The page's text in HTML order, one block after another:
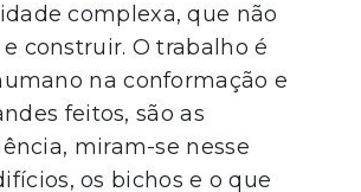
complexa, que não
construir. O trabalho é
na conformação e
feitos, são as
miram-se nesse
os bichos e o que